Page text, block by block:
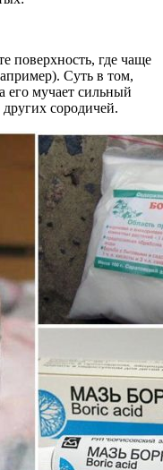
поверхность, где чаще
Суть в том,
его мучает сильный
других сородичей.